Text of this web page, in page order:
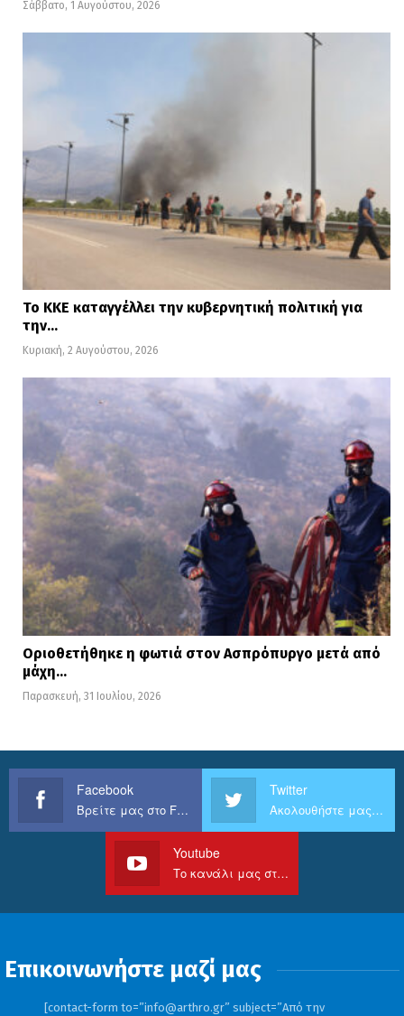
Σάββατο, 1 Αυγούστου, 2026
Το ΚΚΕ καταγγέλλει την κυβερνητική πολιτική για
την…
Κυριακή, 2 Αυγούστου, 2026
Οριοθετήθηκε η φωτιά στον Ασπρόπυργο μετά από
μάχη…
Παρασκευή, 31 Ιουλίου, 2026
Facebook
Βρείτε μας στο Facebook
Twitter
Ακολουθήστε μας στο Twitter
Youtube
Το κανάλι μας στο Youtube
Επικοινωνήστε μαζί μας
[contact-form to=”info@arthro.gr” subject=”Από την